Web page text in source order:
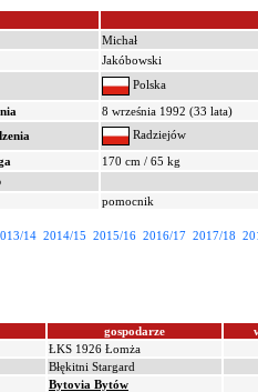
Michał
Jakóbowski
Polska
8 września 1992 (33 lata)
Radziejów
170 cm / 65 kg
pomocnik
14 2014/15 2015/16 2016/17 2017/18
gospodarze
ŁKS 1926 Łomża
Błękitni Stargard
Bytovia Bytów